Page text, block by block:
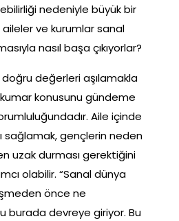
nedeniyle büyük bir
aileler ve kurumlar sanal
nasıl başa çıkıyorlar?
doğru değerleri aşılamakla
konusunu gündeme
Aile içinde
sağlamak, gençlerin neden
uzak durması gerektiğini
olabilir. “Sanal dünya
önce ne
burada devreye giriyor. Bu